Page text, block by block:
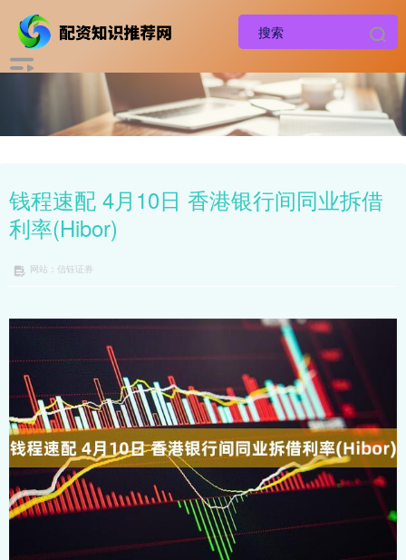
钱程速配 4月10日 香港银行间同业拆借
利率(Hibor)
网站：信钰证券